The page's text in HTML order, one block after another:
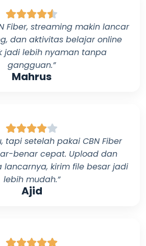
Fiber, streaming makin lancar
dan aktivitas belajar online
jadi lebih nyaman tanpa
gangguan.”
Mahrus
tapi setelah pakai CBN Fiber
benar cepat. Upload dan
lancarnya, kirim file besar jadi
lebih mudah.”
Ajid